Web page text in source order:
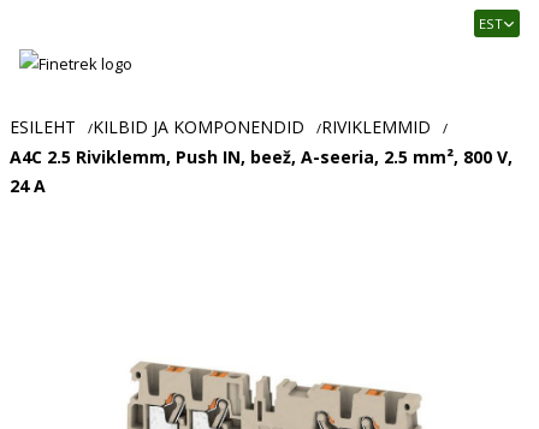
Usaldusväärne
ja
tööstusautomaatika
pood
EST
ESILEHT /KILBID JA KOMPONENDID /RIVIKLEMMID /
A4C 2.5 Riviklemm, Push IN, beež, A-seeria, 2.5 mm², 800 V,
24 A